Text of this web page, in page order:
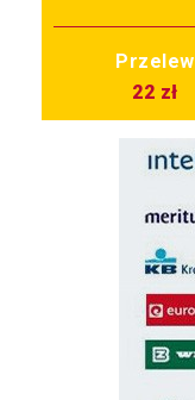
Przelew
22 zł